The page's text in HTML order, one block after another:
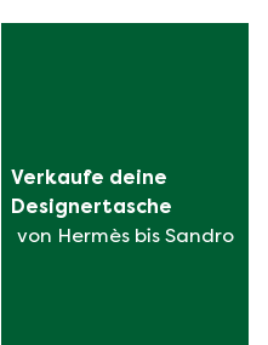
Verkaufe deine
Designertasche
von Hermès bis Sandro